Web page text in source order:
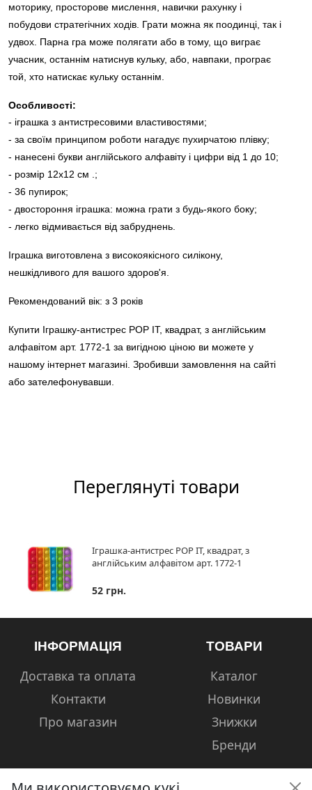
моторику, просторове мислення, навички рахунку і
побудови стратегічних ходів. Грати можна як поодинці, так і
удвох. Парна гра може полягати або в тому, що виграє
учасник, останнім натиснув кульку, або, навпаки, програє
той, хто натискає кульку останнім.
Особливості:
- іграшка з антистресовими властивостями;
- за своїм принципом роботи нагадує пухирчатою плівку;
- нанесені букви англійського алфавіту і цифри від 1 до 10;
- розмір 12х12 см .;
- 36 пупирок;
- двостороння іграшка: можна грати з будь-якого боку;
- легко відмивається від забруднень.
Іграшка виготовлена з високоякісного силікону,
нешкідливого для вашого здоров'я.
Рекомендований вік: з 3 років
Купити Іграшку-антистрес POP IT, квадрат, з англійським
алфавітом арт. 1772-1 за вигідною ціною ви можете у
нашому інтернет магазині. Зробивши замовлення на сайті
або зателефонувавши.
Переглянуті товари
Іграшка-антистрес POP IT, квадрат, з
англійським алфавітом арт. 1772-1
52 грн.
ІНФОРМАЦІЯ
Доставка та оплата
Контакти
Про магазин
ТОВАРИ
Каталог
Новинки
Знижки
Бренди